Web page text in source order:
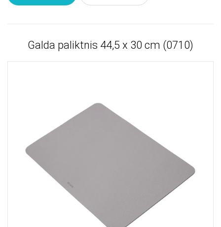
Galda paliktnis 44,5 х 30 cm (0710)